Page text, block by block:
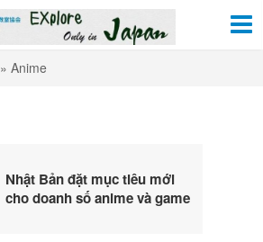
» Anime
Nhật Bản đặt mục tiêu mới
cho doanh số anime và game